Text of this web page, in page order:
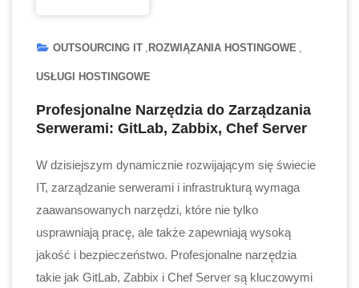
OUTSOURCING IT ROZWIĄZANIA HOSTINGOWE
USŁUGI HOSTINGOWE
Profesjonalne Narzędzia do Zarządzania
Serwerami: GitLab, Zabbix, Chef Server
W dzisiejszym dynamicznie rozwijającym się świecie
IT, zarządzanie serwerami i infrastrukturą wymaga
zaawansowanych narzędzi, które nie tylko
usprawniają pracę, ale także zapewniają wysoką
jakość i bezpieczeństwo. Profesjonalne narzędzia
takie jak GitLab, Zabbix i Chef Server są kluczowymi